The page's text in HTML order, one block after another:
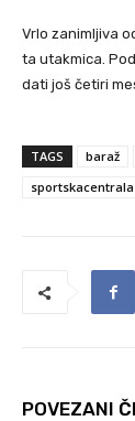
Vrlo zanimljiva
ta utakmica.
dati još četiri
TAGS baraž
sportskacentrala
POVEZANI